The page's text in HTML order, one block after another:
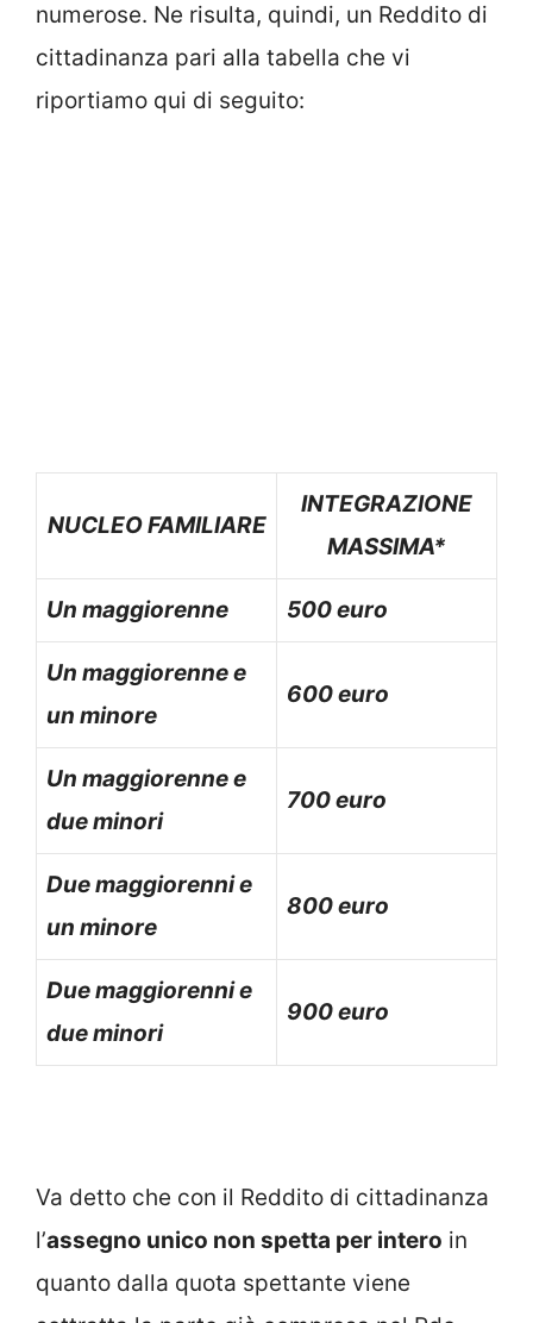
numerose. Ne risulta, quindi, un Reddito di
cittadinanza pari alla tabella che vi
riportiamo qui di seguito:
NUCLEO FAMILIARE
INTEGRAZIONE
MASSIMA*
Un maggiorenne 500 euro
Un maggiorenne e
un minore
600 euro
Un maggiorenne e
due minori
700 euro
Due maggiorenni e
un minore
800 euro
Due maggiorenni e
due minori
900 euro
Va detto che con il Reddito di cittadinanza
l’assegno unico non spetta per intero in
quanto dalla quota spettante viene